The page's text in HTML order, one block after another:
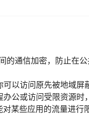
的通信加密，防止在
以访问原先被地域屏
公或访问受限资源时
某些应用的流量进